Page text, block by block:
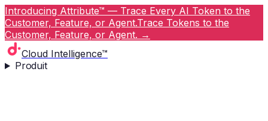
Introducing Attribute™ — Trace Every AI Token to the
Customer, Feature, or Agent.Trace Tokens to the
Customer, Feature, or Agent. →
Cloud Intelligence™
Produit